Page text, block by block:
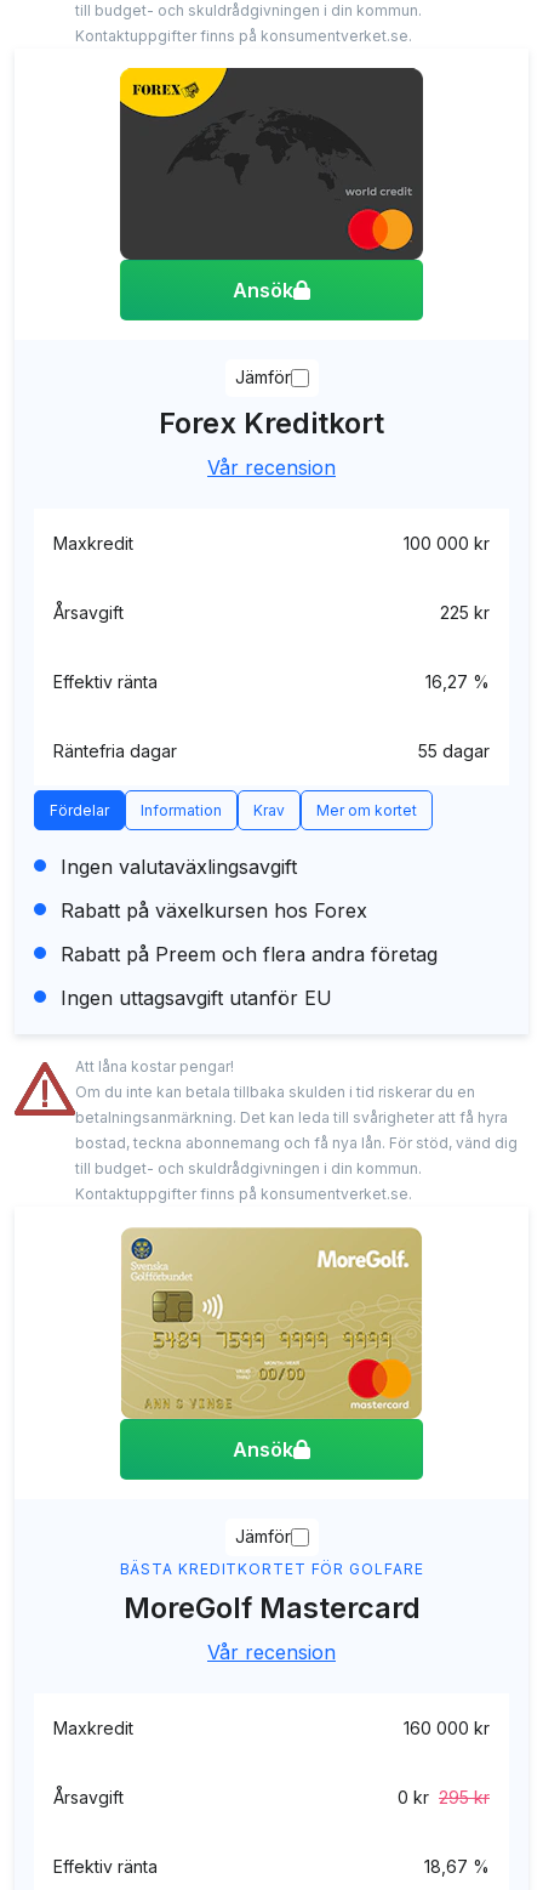
till budget- och skuldrådgivningen i din kommun.
Kontaktuppgifter finns på konsumentverket.se.
Ansök
Jämför
Forex Kreditkort
Vår recension
Maxkredit 100 000 kr
Årsavgift 225 kr
Effektiv ränta 16,27 %
Räntefria dagar 55 dagar
Fördelar Information Krav Mer om kortet
Ingen valutaväxlingsavgift
Rabatt på växelkursen hos Forex
Rabatt på Preem och flera andra företag
Ingen uttagsavgift utanför EU
Att låna kostar pengar!
Om du inte kan betala tillbaka skulden i tid riskerar du en
betalningsanmärkning. Det kan leda till svårigheter att få hyra
bostad, teckna abonnemang och få nya lån. För stöd, vänd dig
till budget- och skuldrådgivningen i din kommun.
Kontaktuppgifter finns på konsumentverket.se.
Ansök
BÄSTA KREDITKORTET FÖR GOLFARE
Jämför
MoreGolf Mastercard
Vår recension
Maxkredit 160 000 kr
Årsavgift 0 kr 295 kr
Effektiv ränta 18,67 %